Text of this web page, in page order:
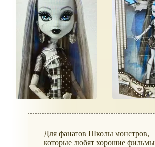
Для фанатов Школы монстров,
которые любят хорошие фильмы